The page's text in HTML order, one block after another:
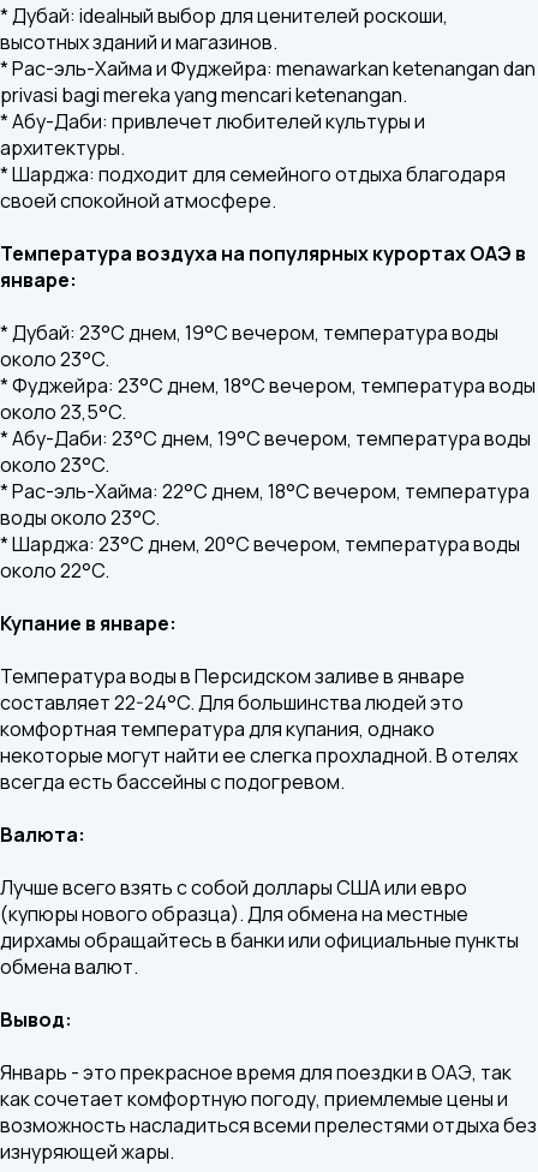
* Дубай: idealный выбор для ценителей роскоши,
высотных зданий и магазинов.
* Рас-эль-Хайма и Фуджейра: menawarkan ketenangan dan
privasi bagi mereka yang mencari ketenangan.
* Абу-Даби: привлечет любителей культуры и
архитектуры.
* Шарджа: подходит для семейного отдыха благодаря
своей спокойной атмосфере.
Температура воздуха на популярных курортах ОАЭ в
январе:
* Дубай: 23°C днем, 19°C вечером, температура воды
около 23°C.
* Фуджейра: 23°C днем, 18°C вечером, температура воды
около 23,5°C.
* Абу-Даби: 23°C днем, 19°C вечером, температура воды
около 23°C.
* Рас-эль-Хайма: 22°C днем, 18°C вечером, температура
воды около 23°C.
* Шарджа: 23°C днем, 20°C вечером, температура воды
около 22°C.
Купание в январе:
Температура воды в Персидском заливе в январе
составляет 22-24°C. Для большинства людей это
комфортная температура для купания, однако
некоторые могут найти ее слегка прохладной. В отелях
всегда есть бассейны с подогревом.
Валюта:
Лучше всего взять с собой доллары США или евро
(купюры нового образца). Для обмена на местные
дирхамы обращайтесь в банки или официальные пункты
обмена валют.
Вывод:
Январь - это прекрасное время для поездки в ОАЭ, так
как сочетает комфортную погоду, приемлемые цены и
возможность насладиться всеми прелестями отдыха без
изнуряющей жары.